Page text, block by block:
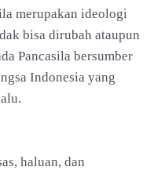
merupakan ideologi
bisa dirubah ataupun
Pancasila bersumber
Indonesia yang
haluan, dan